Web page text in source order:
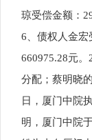
琼受偿金额：
6、债权人金宏
660975.28元
分配；蔡明晓
日，厦门中院
明，厦门中院